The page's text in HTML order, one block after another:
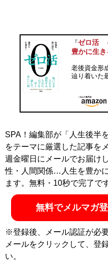
『ゼロ活
豊かに生き
老後資金形
辿り着いた
SPA！編集部が「人生後半
をテーマに厳選した記事を
週金曜日にメールでお届け
性・人間関係…人生を豊か
ます。無料・10秒で完了で
無料でメルマガ
※登録後、メール認証が必
メールをクリックして、登
い。